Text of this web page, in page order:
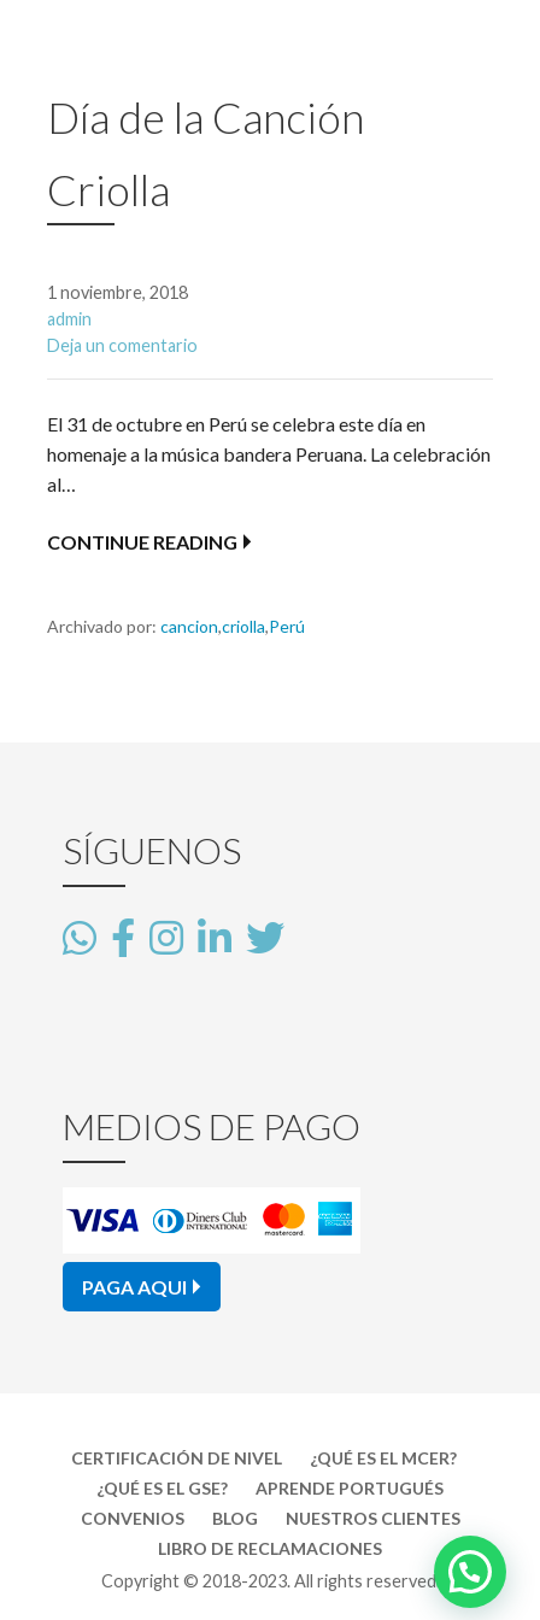
Día de la Canción
Criolla
1 noviembre, 2018
admin
Deja un comentario
El 31 de octubre en Perú se celebra este día en
homenaje a la música bandera Peruana. La celebración
al…
CONTINUE READING
Archivado por: cancion,criolla,Perú
SÍGUENOS
MEDIOS DE PAGO
PAGA AQUI
CERTIFICACIÓN DE NIVEL
¿QUÉ ES EL MCER?
¿QUÉ ES EL GSE?
APRENDE PORTUGUÉS
CONVENIOS
BLOG
NUESTROS CLIENTES
LIBRO DE RECLAMACIONES
Copyright © 2018-2023. All rights reserved.